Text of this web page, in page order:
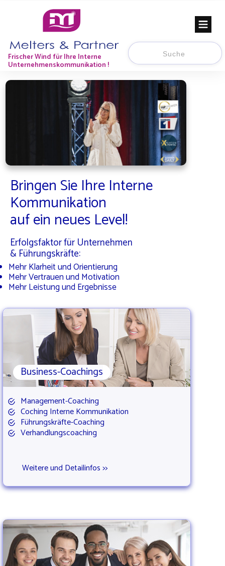
Frischer Wind für Ihre Interne
Unternehmenskommunikation !
Bringen Sie Ihre Interne
Kommunikation
auf ein neues Level!
Erfolgsfaktor für Unternehmen
& Führungskräfte:
Mehr Klarheit und Orientierung
Mehr Vertrauen und Motivation
Mehr Leistung und Ergebnisse
Business-Coachings
Management-Coaching
Coching Interne Kommunikation
Führungskräfte-Coaching
Verhandlungscoaching
Weitere und Detailinfos >>